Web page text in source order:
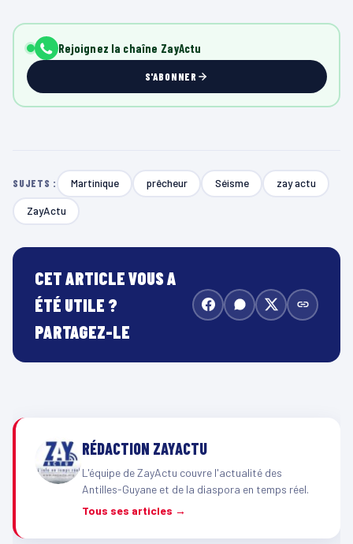
Rejoignez la chaîne ZayActu
S'ABONNER
SUJETS : Martinique prêcheur Séisme zay actu
ZayActu
CET ARTICLE VOUS A
ÉTÉ UTILE ?
PARTAGEZ-LE
RÉDACTION ZAYACTU
L'équipe de ZayActu couvre l'actualité des
Antilles-Guyane et de la diaspora en temps réel.
Tous ses articles →